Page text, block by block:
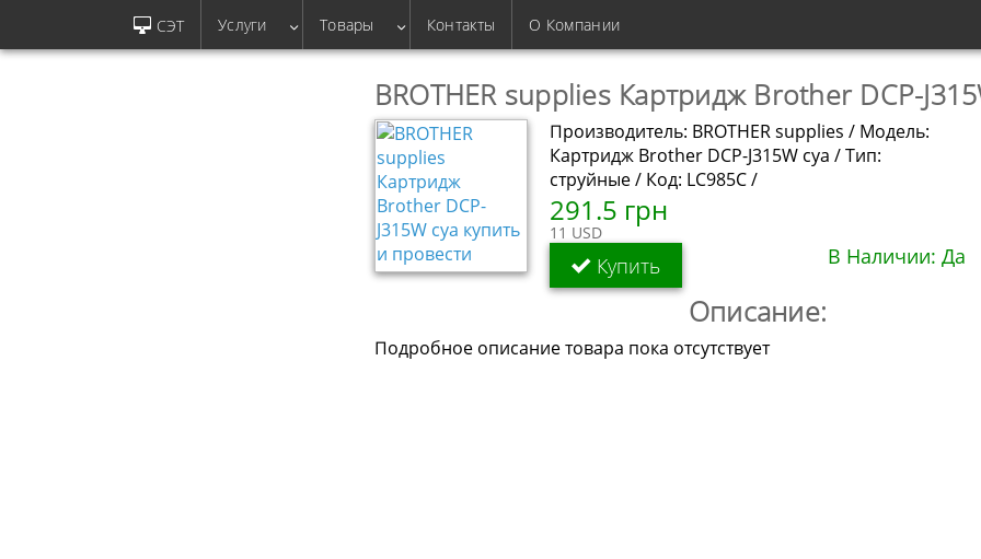
СЭТ Услуги Товары Контакты О Компании
BROTHER supplies Картридж Brother DCP-
Производитель: BROTHER supplies / Модель:
Картридж Brother DCP-J315W cya / Тип:
струйные / Код: LC985C /
291.5 грн
11 USD
Купить В Наличии: Да
Описание:
Подробное описание товара пока отсутствует